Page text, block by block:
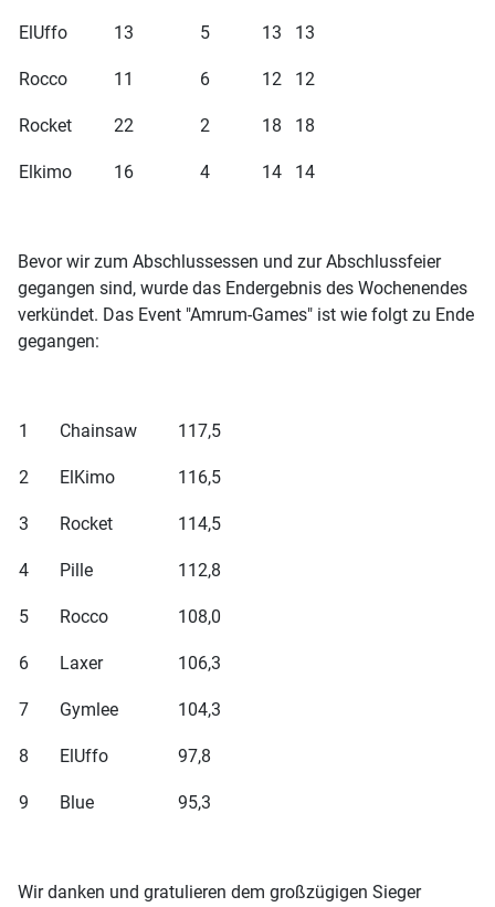
ElUffo 13 5 13 13
Rocco 11 6 12 12
Rocket 22 2 18 18
Elkimo 16 4 14 14
Bevor wir zum Abschlussessen und zur Abschlussfeier
gegangen sind, wurde das Endergebnis des Wochenendes
verkündet. Das Event "Amrum-Games" ist wie folgt zu Ende
gegangen:
1 Chainsaw 117,5
2 ElKimo 116,5
3 Rocket 114,5
4 Pille 112,8
5 Rocco 108,0
6 Laxer 106,3
7 Gymlee 104,3
8 ElUffo 97,8
9 Blue 95,3
Wir danken und gratulieren dem großzügigen Sieger